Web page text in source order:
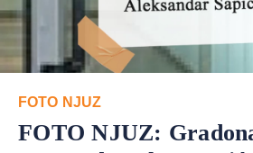
FOTO NJUZ
FOTO NJUZ: